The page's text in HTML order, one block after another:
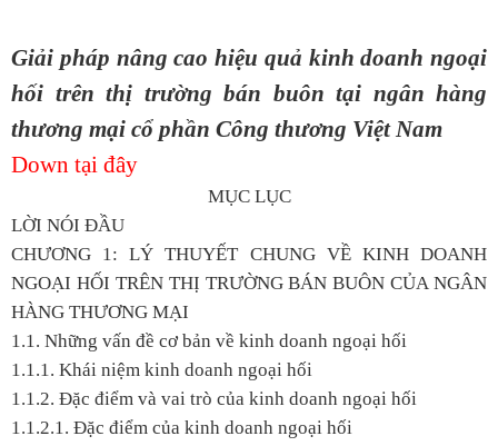
Giải pháp nâng cao hiệu quả kinh doanh ngoại
hối trên thị trường bán buôn tại ngân hàng
thương mại cổ phần Công thương Việt Nam
Down tại đây
MỤC LỤC
LỜI NÓI ĐẦU
CHƯƠNG 1: LÝ THUYẾT CHUNG VỀ KINH DOANH
NGOẠI HỐI TRÊN THỊ TRƯỜNG BÁN BUÔN CỦA NGÂN
HÀNG THƯƠNG MẠI
1.1. Những vấn đề cơ bản về kinh doanh ngoại hối
1.1.1. Khái niệm kinh doanh ngoại hối
1.1.2. Đặc điểm và vai trò của kinh doanh ngoại hối
1.1.2.1. Đặc điểm của kinh doanh ngoại hối